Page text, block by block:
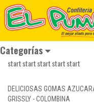
Categorías
Inicio Productos GOMAS
GOMAS GRISSLY
DELICIOSAS GOMAS
GRISSLY - COLOMBINA